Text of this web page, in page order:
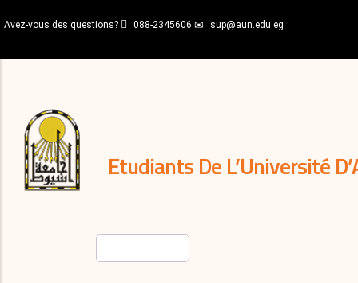
au
principal
Avez-vous des questions? 088-2345606 sup@aun.edu.eg
Etudiants De L’Université
décisions
Expatriés
Journal